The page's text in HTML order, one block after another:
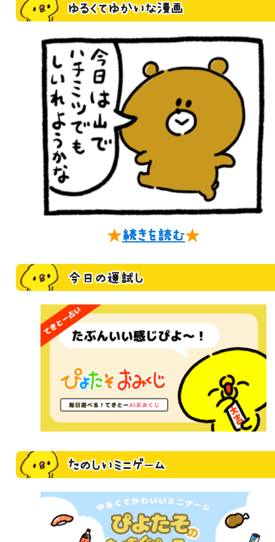
ゆるくてゆかいな漫画
★続きを読む★
今日の運試し
たのしいミニゲーム